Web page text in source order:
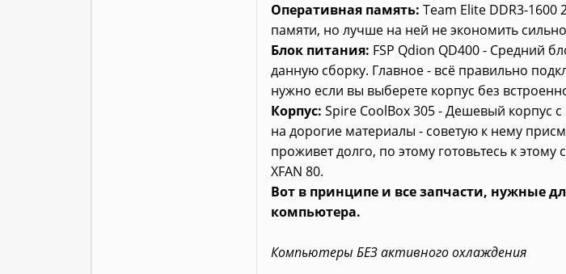
Оперативная память: Team Elite DDR3-
памяти, но лучше на ней не экономить
Блок питания: FSP Qdion QD400 - Средний
данную сборку. Главное - всё правильно
нужно если вы выберете корпус без
Корпус: Spire CoolBox 305 - Дешевый корпус с
на дорогие материалы - советую к нему
проживет долго, по этому готовьтесь к
XFAN 80.
Вот в принципе и все запчасти, нужные
компьютера.
Компьютеры БЕЗ активного охлаждения